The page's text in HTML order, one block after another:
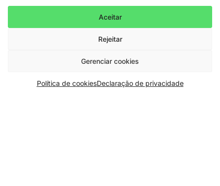
Aceitar
Rejeitar
Gerenciar cookies
Política de cookiesDeclaração de privacidade